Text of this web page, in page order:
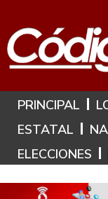
PRINCIPAL
ESTATAL
ELECCIONES